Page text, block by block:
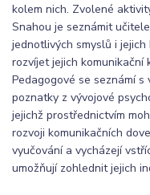
kolem nich. Zvolené
Snahou je seznámit
jednotlivých smyslů i
rozvíjet jejich
Pedagogové se seznámí
poznatky z vývojové
jejichž prostřednictvím
rozvoji komunikačních
vyučování a vycházejí
umožňují zohlednit jejich